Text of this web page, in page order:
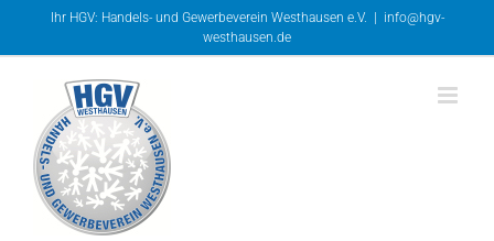
springen
Ihr HGV: Handels- und Gewerbeverein Westhausen e.V.
info@hgv-
westhausen.de